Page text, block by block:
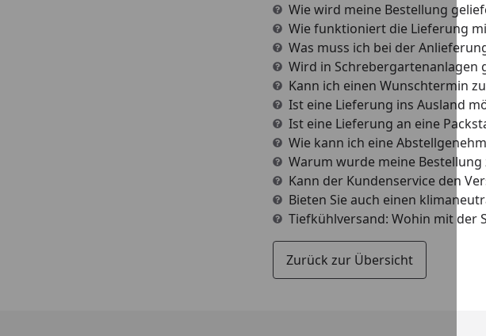
Wie wird meine Bestellung
Wie funktioniert die Lieferung
Was muss ich bei der
Wird in Schrebergartenanlagen
Kann ich einen Wunschtermin
Ist eine Lieferung ins Ausland
Ist eine Lieferung an eine
Wie kann ich eine
Warum wurde meine
Kann der Kundenservice den
Bieten Sie auch einen
Tiefkühlversand: Wohin mit der
Zurück zur Übersicht